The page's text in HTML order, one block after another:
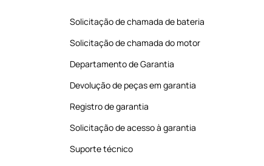
Solicitação de chamada de bateria
Solicitação de chamada do motor
Departamento de Garantia
Devolução de peças em garantia
Registro de garantia
Solicitação de acesso à garantia
Suporte técnico